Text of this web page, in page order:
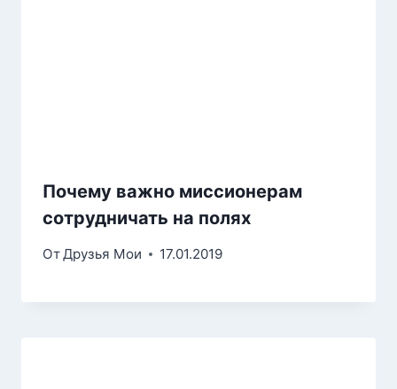
Почему важно миссионерам
сотрудничать на полях
ОтДрузья Мои 17.01.2019